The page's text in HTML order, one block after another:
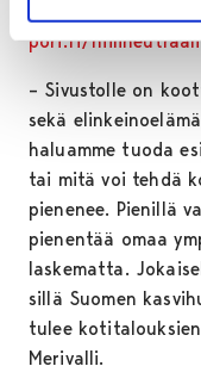
pori.fi/
– Sivustolle on
sekä
haluamme tuoda
tai mitä voi tehdä
pienenee. Pienillä
pienentää omaa
laskematta.
sillä Suomen
tulee
Merivalli.